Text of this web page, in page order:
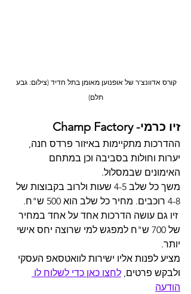
קורס אדוונצ'ר של אופנוען מאומן בתל חדיד (צילום: גבע
תלם)
זיו כרמי- Champ Factory
ההדרכות מתקיימות באיזור פרדס חנה,
יערות וחולות בסביבה וכן במתחם
האימונים שבמסלול.
משך כל שלב 4-5 שעות ולרוב בקבוצות של
4-8 רוכבים. מחיר כל שלב הוא 500 ש"ח.
זיו גם עושה הדרכות אחד על אחד במחיר
של 700 ש"ח למפגש למי שרוצה יחס אישי
יותר.
מציע לפנות אליו ישירות לוואטסאפ העסקי
ולבקש פרטים, לחצו כאן כדי לשלוח לו
הודעה